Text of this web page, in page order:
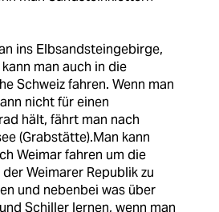
ins Elbsandsteingebirge,
man auch in die
Schweiz fahren. Wenn man
nicht für einen
hält, fährt man nach
(Grabstätte).Man kann
Weimar fahren um die
Weimarer Republik zu
und nebenbei was über
Schiller lernen, wenn man